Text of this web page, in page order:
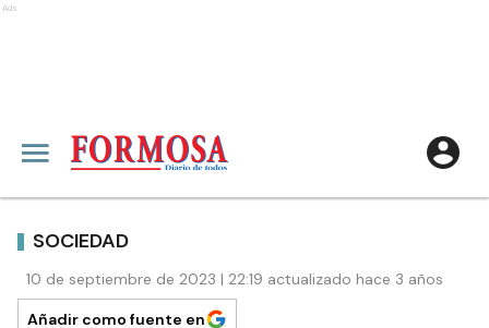
Ads
SOCIEDAD
10 de septiembre de 2023 | 22:19 actualizado hace 3 años
Añadir como fuente en